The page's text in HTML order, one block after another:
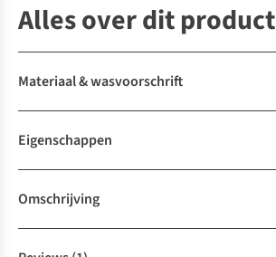
Alles over dit product
Materiaal & wasvoorschrift
Eigenschappen
Omschrijving